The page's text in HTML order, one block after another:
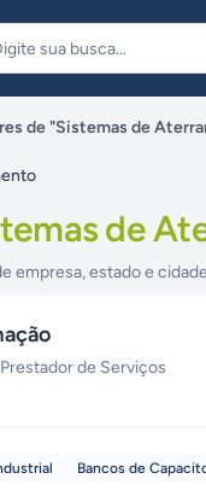
de "Sistemas de
de
empresa, estado e
Prestador de Serviços
Bancos de